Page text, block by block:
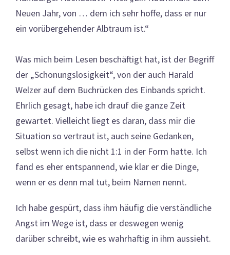
Neuen Jahr, von … dem ich sehr hoffe, dass er nur
ein vorübergehender Albtraum ist.“
Was mich beim Lesen beschäftigt hat, ist der Begriff
der „Schonungslosigkeit“, von der auch Harald
Welzer auf dem Buchrücken des Einbands spricht.
Ehrlich gesagt, habe ich drauf die ganze Zeit
gewartet. Vielleicht liegt es daran, dass mir die
Situation so vertraut ist, auch seine Gedanken,
selbst wenn ich die nicht 1:1 in der Form hatte. Ich
fand es eher entspannend, wie klar er die Dinge,
wenn er es denn mal tut, beim Namen nennt.
Ich habe gespürt, dass ihm häufig die verständliche
Angst im Wege ist, dass er deswegen wenig
darüber schreibt, wie es wahrhaftig in ihm aussieht.